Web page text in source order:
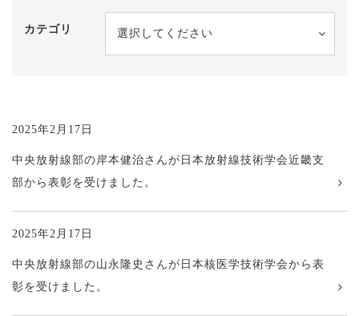
カテゴリ 選択してください
2025年2月17日
中央放射線部の岸本健治さんが日本放射線技術学会近畿支
部から表彰を受けました。
2025年2月17日
中央放射線部の山永隆史さんが日本核医学技術学会から表
彰を受けました。